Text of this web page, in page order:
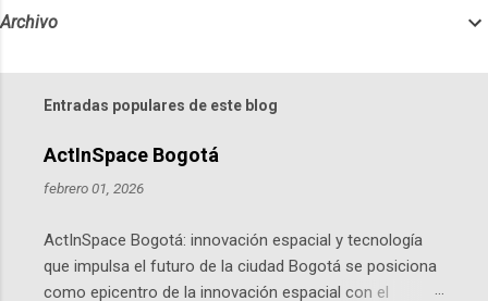
Archivo
Entradas populares de este blog
ActInSpace Bogotá
febrero 01, 2026
ActInSpace Bogotá: innovación espacial y tecnología
que impulsa el futuro de la ciudad Bogotá se posiciona
como epicentro de la innovación espacial con el